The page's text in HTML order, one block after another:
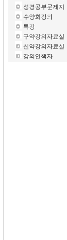
성경공부문제지
수양회강의
특강
구약강의자료실
신약강의자료실
강의안책자